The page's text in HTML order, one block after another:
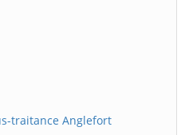
traitance Anglefort